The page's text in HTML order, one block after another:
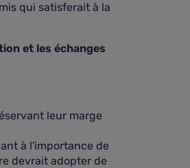
qui satisferait à la
et les échanges
leur marge
à l'importance de
devrait adopter de